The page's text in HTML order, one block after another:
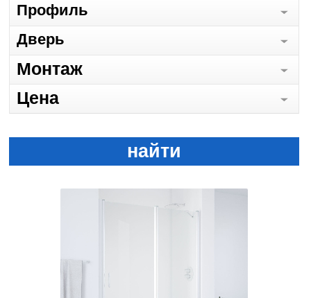
Профиль
Дверь
Монтаж
Цена
найти